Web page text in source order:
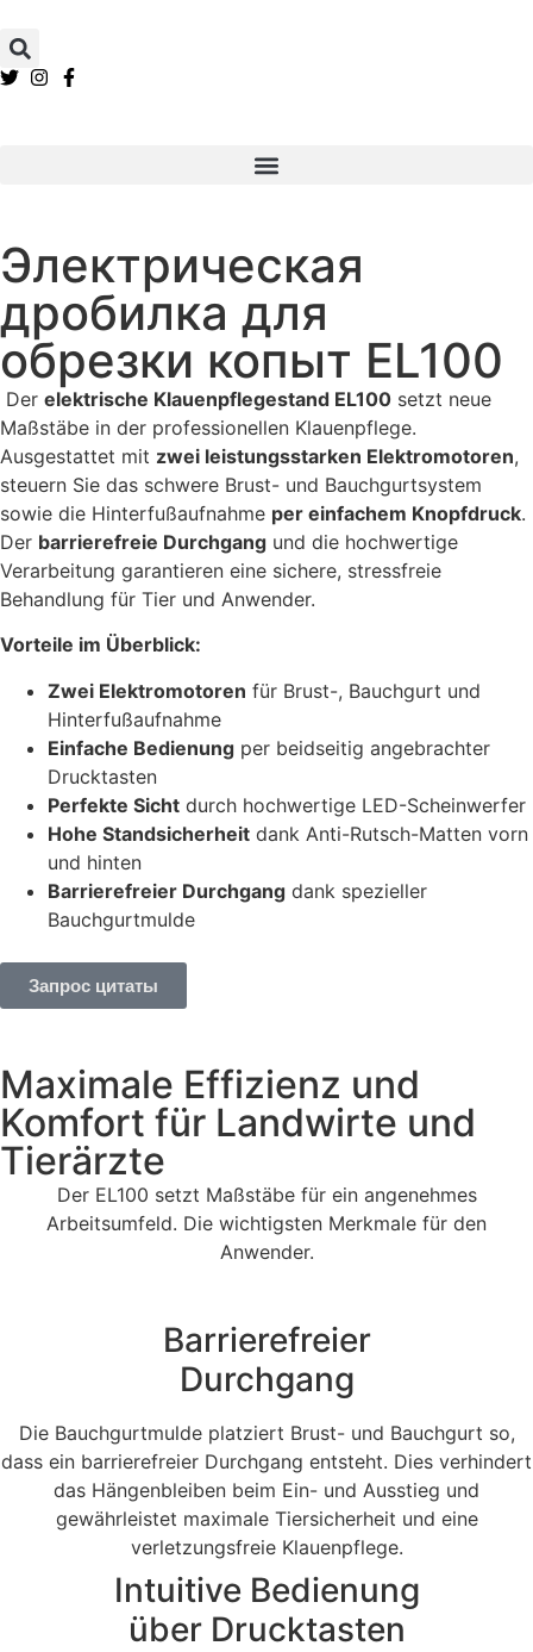
Электрическая
дробилка для
обрезки копыт EL100
Der elektrische Klauenpflegestand EL100 setzt neue
Maßstäbe in der professionellen Klauenpflege.
Ausgestattet mit zwei leistungsstarken Elektromotoren,
steuern Sie das schwere Brust- und Bauchgurtsystem
sowie die Hinterfußaufnahme per einfachem Knopfdruck.
Der barrierefreie Durchgang und die hochwertige
Verarbeitung garantieren eine sichere, stressfreie
Behandlung für Tier und Anwender.
Vorteile im Überblick:
Zwei Elektromotoren für Brust-, Bauchgurt und
Hinterfußaufnahme
Einfache Bedienung per beidseitig angebrachter
Drucktasten
Perfekte Sicht durch hochwertige LED-Scheinwerfer
Hohe Standsicherheit dank Anti-Rutsch-Matten vorn
und hinten
Barrierefreier Durchgang dank spezieller
Bauchgurtmulde
Запрос цитаты
Maximale Effizienz und
Komfort für Landwirte und
Tierärzte
Der EL100 setzt Maßstäbe für ein angenehmes
Arbeitsumfeld. Die wichtigsten Merkmale für den
Anwender.
Barrierefreier
Durchgang
Die Bauchgurtmulde platziert Brust- und Bauchgurt so,
dass ein barrierefreier Durchgang entsteht. Dies verhindert
das Hängenbleiben beim Ein- und Ausstieg und
gewährleistet maximale Tiersicherheit und eine
verletzungsfreie Klauenpflege.
Intuitive Bedienung
über Drucktasten